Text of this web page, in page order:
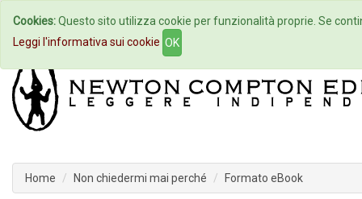
Home Autori Eventi
Home Non chiedermi mai perché Formato eBook
Cookies:Questo sito utilizza cookie per funzionalità proprie. Se
Leggi l'informativa sui cookie OK